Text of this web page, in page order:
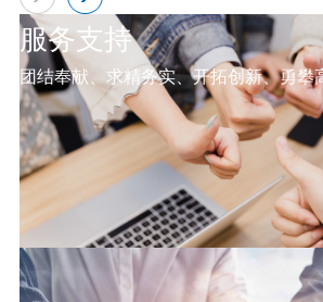
服务支持
团结奉献、求精务实、开拓创新、勇攀